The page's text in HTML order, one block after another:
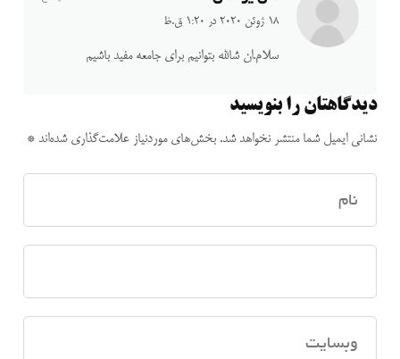
18 ژوئن 2020 در 1:20 ق.ظ
سلام.ان شالله بتوانیم برای جامعه مفید باشیم
دیدگاهتان را بنویسید
نشانی ایمیل شما منتشر نخواهد شد. بخش‌های موردنیاز علامت‌گذاری شده‌اند*